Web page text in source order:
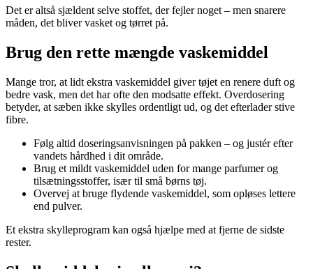
Det er altså sjældent selve stoffet, der fejler noget – men snarere
måden, det bliver vasket og tørret på.
Brug den rette mængde vaskemiddel
Mange tror, at lidt ekstra vaskemiddel giver tøjet en renere duft og
bedre vask, men det har ofte den modsatte effekt. Overdosering
betyder, at sæben ikke skylles ordentligt ud, og det efterlader stive
fibre.
Følg altid doseringsanvisningen på pakken – og justér efter
vandets hårdhed i dit område.
Brug et mildt vaskemiddel uden for mange parfumer og
tilsætningsstoffer, især til små børns tøj.
Overvej at bruge flydende vaskemiddel, som opløses lettere
end pulver.
Et ekstra skylleprogram kan også hjælpe med at fjerne de sidste
rester.